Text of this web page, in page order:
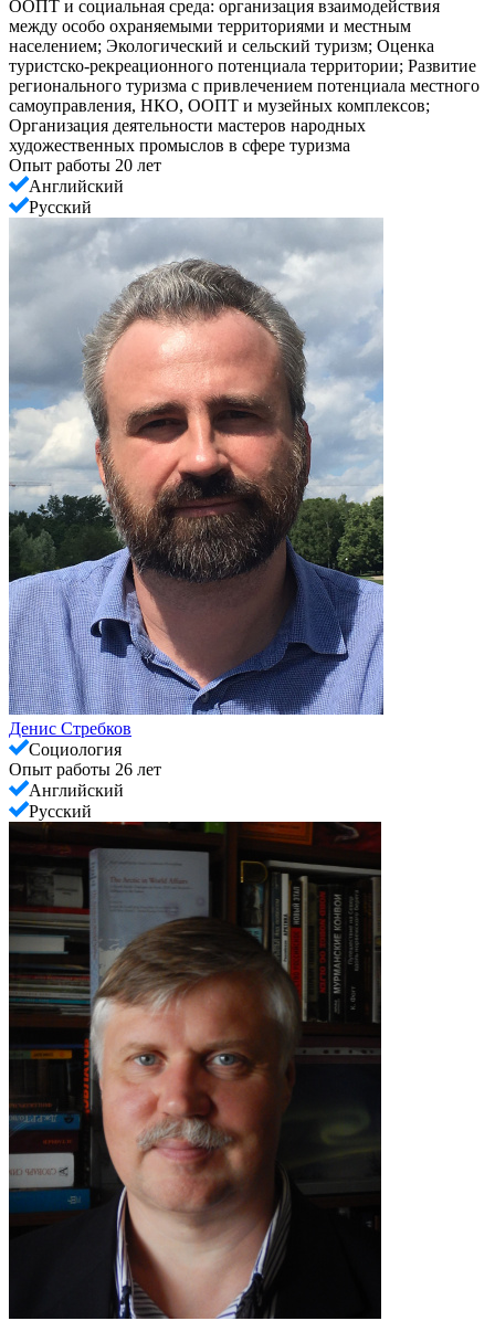
ООПТ и социальная среда: организация взаимодействия
между особо охраняемыми территориями и местным
населением; Экологический и сельский туризм; Оценка
туристско-рекреационного потенциала территории; Развитие
регионального туризма с привлечением потенциала местного
самоуправления, НКО, ООПТ и музейных комплексов;
Организация деятельности мастеров народных
художественных промыслов в сфере туризма
Опыт работы 20 лет
Английский
Русский
Денис Стребков
Социология
Опыт работы 26 лет
Английский
Русский